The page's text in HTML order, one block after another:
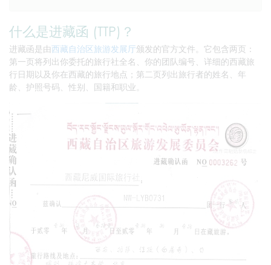
什么是进藏函 (TTP)？
进藏函是由西藏自治区旅游发展厅颁发的官方文件。它包含两页：
第一页将列出你委托的旅行社全名、你的团队编号、详细的西藏旅
行日期以及你在西藏的旅行地点；第二页列出旅行者的姓名、年
龄、护照号码、性别、国籍和职业。